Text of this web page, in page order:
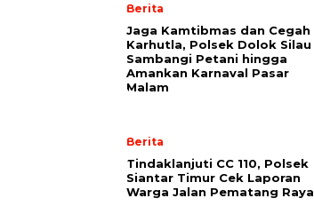
Berita
Jaga Kamtibmas dan Cegah
Karhutla, Polsek Dolok Silau
Sambangi Petani hingga
Amankan Karnaval Pasar
Malam
Berita
Tindaklanjuti CC 110, Polsek
Siantar Timur Cek Laporan
Warga Jalan Pematang Raya